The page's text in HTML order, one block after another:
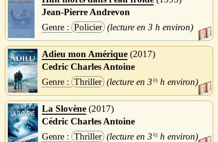
Jean-Pierre Andrevon
Policier
3 h
Adieu mon Amérique 2017
Cedric Charles Antoine
Thriller
3½ h
La Slovène 2017
Cédric Charles Antoine
Thriller
3½ h